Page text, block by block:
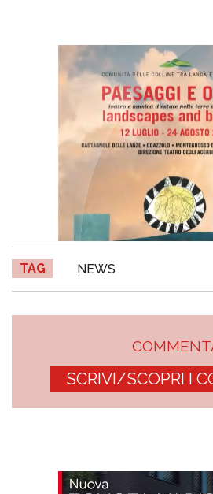
TAG NEWS
SCRIVI/SCOPRI I